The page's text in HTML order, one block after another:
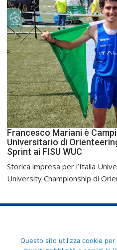
Francesco Mariani è
Universitario di
Sprint ai FISU WUC
Storica impresa per l’Italia
University Championship di
FederCUSI: Federazione
Questo sito utilizza cookie